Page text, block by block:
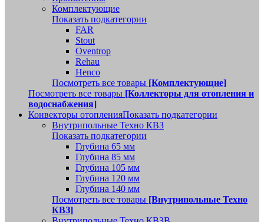
Комплектующие
Показать подкатегории
FAR
Stout
Oventrop
Rehau
Henco
Посмотреть все товары [Комплектующие]
Посмотреть все товары [Коллекторы для отопления и
водоснабжения]
Конвекторы отопленияПоказать подкатегории
Внутрипольные Техно КВЗ
Показать подкатегории
Глубина 65 мм
Глубина 85 мм
Глубина 105 мм
Глубина 120 мм
Глубина 140 мм
Посмотреть все товары [Внутрипольные Техно
КВЗ]